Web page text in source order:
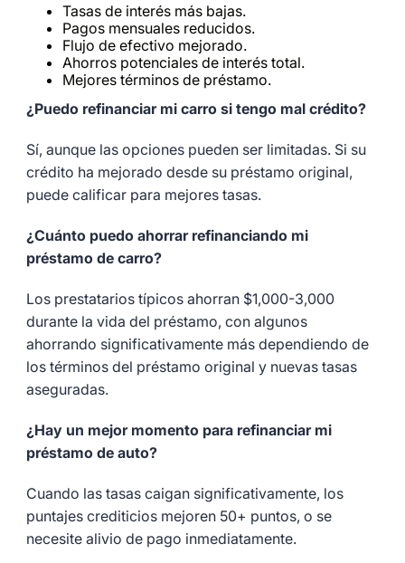
Tasas de interés más bajas.
Pagos mensuales reducidos.
Flujo de efectivo mejorado.
Ahorros potenciales de interés total.
Mejores términos de préstamo.
¿Puedo refinanciar mi carro si tengo mal crédito?
Sí, aunque las opciones pueden ser limitadas. Si su
crédito ha mejorado desde su préstamo original,
puede calificar para mejores tasas.
¿Cuánto puedo ahorrar refinanciando mi
préstamo de carro?
Los prestatarios típicos ahorran $1,000-3,000
durante la vida del préstamo, con algunos
ahorrando significativamente más dependiendo de
los términos del préstamo original y nuevas tasas
aseguradas.
¿Hay un mejor momento para refinanciar mi
préstamo de auto?
Cuando las tasas caigan significativamente, los
puntajes crediticios mejoren 50+ puntos, o se
necesite alivio de pago inmediatamente.